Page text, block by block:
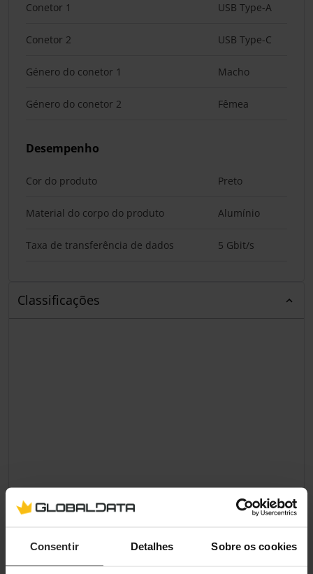
Consentir Detalhes Sobre os cookies
Conetor 1 USB Type-A
Conetor 2 USB Type-C
Género do conetor 1 Macho
Género do conetor 2 Fêmea
Desempenho
Cor do produto Preto
Material do corpo do produto Alumínio
Taxa de transferência de dados 5 Gbit/s
Classificações